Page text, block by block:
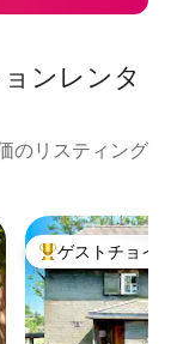
ンレンタ
のリスティング
大好評のゲスト
ゲストチョイス